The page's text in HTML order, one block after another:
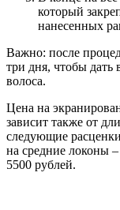
который
нанесенных
Важно: после
три дня, чтобы дать
волоса.
Цена на
зависит также от
следующие
на средние локоны
5500 рублей.